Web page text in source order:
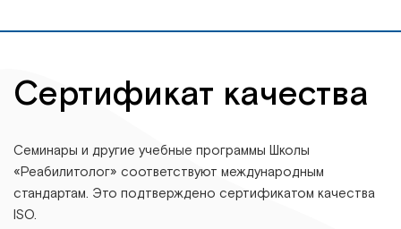
Сертификат качества
Семинары и другие учебные программы Школы
«Реабилитолог» соответствуют международным
стандартам. Это подтверждено сертификатом качества
ISO.